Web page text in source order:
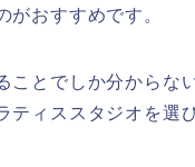
がおすすめです。
ことでしか分からな
ティススタジオを選